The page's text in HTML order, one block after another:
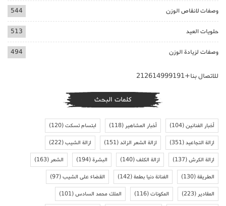
وصفات لانقاص الوزن 544
حلويات العيد 513
وصفات لزيادة الوزن 494
للاتصال بنا+212614999191
كلمات البحث
أخبار الفنانين(104) أخبار المشاهير(118) ابتسام تسكت(120)
ازالة التجاعيد(351) ازالة الشعر الزائد(151) ازالة الشيب(222)
ازالة الكرش(137) ازالة الكلف(140) البشرة(194) الشعر(163)
الطريقة(130) الفنانة دنيا بطمة(142) القضاء على الشيب(97)
المقادير(223) المكونات(116) الملك محمد السادس(101)